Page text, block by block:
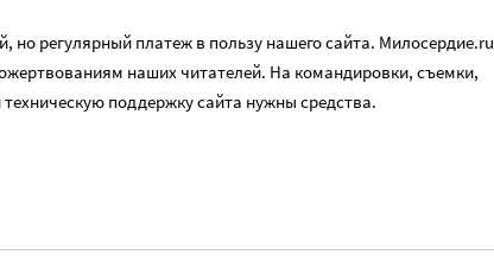
но регулярный платеж в пользу нашего сайта. Милосердие.ru
наших читателей. На командировки, съемки,
поддержку сайта нужны средства.